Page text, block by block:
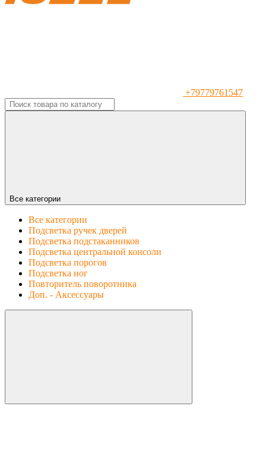
+79779761547
Все категории
Все категории
Подсветка ручек дверей
Подсветка подстаканников
Подсветка центральной консоли
Подсветка порогов
Подсветка ног
Повторитель поворотника
Доп. - Аксессуары